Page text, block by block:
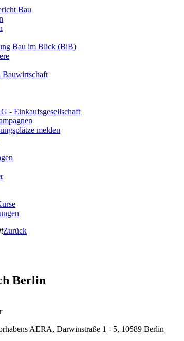
Bau
Bau im Blick (BiB)
Bauwirtschaft
- Einkaufsgesellschaft
melden
Zurück
Berlin
AERA, Darwinstraße 1 - 5, 10589 Berlin